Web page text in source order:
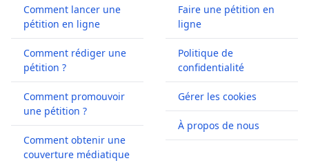
Comment lancer une
pétition en ligne
Comment rédiger une
pétition ?
Comment promouvoir
une pétition ?
Comment obtenir une
couverture médiatique
Faire une pétition en
ligne
Politique de
confidentialité
Gérer les cookies
À propos de nous